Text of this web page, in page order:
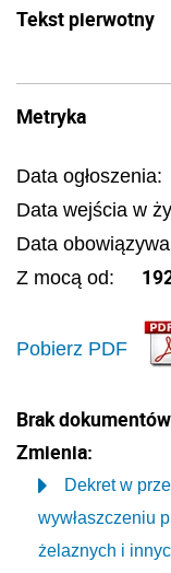
Tekst pierwotny
Metryka
Data ogłoszenia:
Data wejścia w
Data
Z mocą od:
Pobierz PDF
Brak
Zmienia:
Dekret w
wywłaszczeniu
żelaznych i